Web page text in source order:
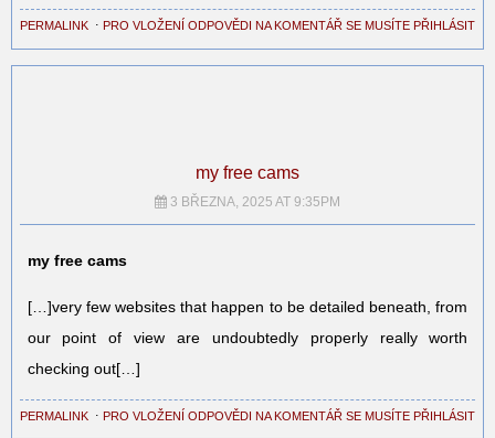
PERMALINK ⋅ PRO VLOŽENÍ ODPOVĚDI NA KOMENTÁŘ SE MUSÍTE PŘIHLÁSIT
my free cams
3 BŘEZNA, 2025 AT 9:35PM
my free cams
[…]very few websites that happen to be detailed beneath, from
our point of view are undoubtedly properly really worth
checking out[…]
PERMALINK ⋅ PRO VLOŽENÍ ODPOVĚDI NA KOMENTÁŘ SE MUSÍTE PŘIHLÁSIT